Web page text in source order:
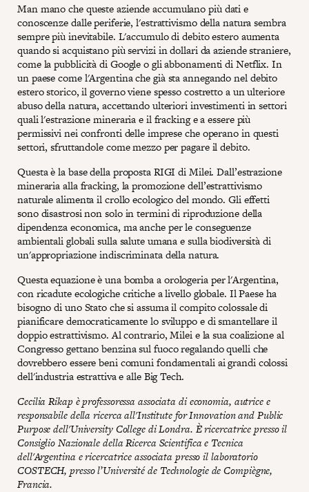
Man mano che queste aziende accumulano più dati e
conoscenze dalle periferie, l'estrattivismo della natura sembra
sempre più inevitabile. L'accumulo di debito estero aumenta
quando si acquistano più servizi in dollari da aziende straniere,
come la pubblicità di Google o gli abbonamenti di Netflix. In
un paese come l'Argentina che già sta annegando nel debito
estero storico, il governo viene spesso costretto a un ulteriore
abuso della natura, accettando ulteriori investimenti in settori
quali l'estrazione mineraria e il fracking e a essere più
permissivi nei confronti delle imprese che operano in questi
settori, sfruttandole come mezzo per pagare il debito.
Questa è la base della proposta RIGI di Milei. Dall’estrazione
mineraria alla fracking, la promozione dell’estrattivismo
naturale alimenta il crollo ecologico del mondo. Gli effetti
sono disastrosi non solo in termini di riproduzione della
dipendenza economica, ma anche per le conseguenze
ambientali globali sulla salute umana e sulla biodiversità di
un'appropriazione indiscriminata della natura.
Questa equazione è una bomba a orologeria per l'Argentina,
con ricadute ecologiche critiche a livello globale. Il Paese ha
bisogno di uno Stato che si assuma il compito colossale di
pianificare democraticamente lo sviluppo e di smantellare il
doppio estrattivismo. Al contrario, Milei e la sua coalizione al
Congresso gettano benzina sul fuoco regalando quelli che
dovrebbero essere beni comuni fondamentali ai grandi colossi
dell'industria estrattiva e alle Big Tech.
Cecilia Rikap è professoressa associata di economia, autrice e
responsabile della ricerca all'Institute for Innovation and Public
Purpose dell'University College di Londra. È ricercatrice presso il
Consiglio Nazionale della Ricerca Scientifica e Tecnica
dell'Argentina e ricercatrice associata presso il laboratorio
COSTECH, presso l’Université de Technologie de Compiègne,
Francia.